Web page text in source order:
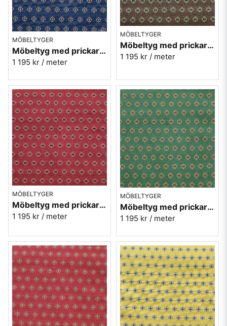
MÖBELTYGER
Möbeltyg med prickar - Kosmos nr.54 blå
1 195 kr / meter
MÖBELTYGER
Möbeltyg med prickar - Kosmos nr.80 brun
1 195 kr / meter
MÖBELTYGER
Möbeltyg med prickar - Kosmos nr.32 röd
1 195 kr / meter
MÖBELTYGER
Möbeltyg med prickar - Kosmos nr.70 grön
1 195 kr / meter